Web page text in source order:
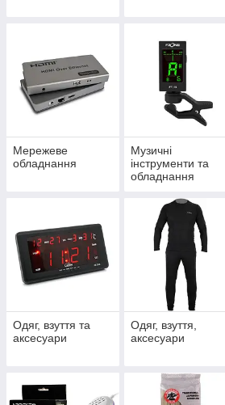
Мережеве
обладнання
Музичні
інструменти та
обладнання
Одяг, взуття та
аксесуари
Одяг, взуття,
аксесуари